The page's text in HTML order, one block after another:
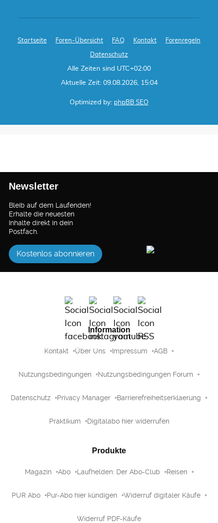
Startseite Foren-Übersicht FAQ Kontakt Forenregeln
Datenschutz
Alle Zeiten sind UTC+02:00
Aktuelle Zeit: 09.08.2026, 15:04
Optimized by: phpBB SEO
Newsletter
Bleib auf dem Laufenden!
Erhalte die neuesten
Inhalte direkt in dein
Postfach.
Kostenlos abonnieren
Information
Kontakt Über Uns Impressum AGB
Nutzungsbedingungen Nutzungsbedingungen Forum
Datenschutz Privacy Manager Barrierefreiheitserklaerung
Praktikum Digitalabo hier widerrufen
Produkte
Magazin Abo Laufhelden: Der Abo-Club Reisen
PUR Abo Pur-Abo hier kündigen Widerruf digitaler Käufe
Widerruf PDF-Käufe